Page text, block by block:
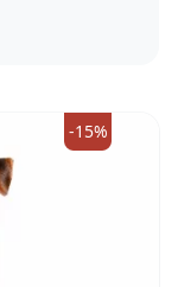
-15%